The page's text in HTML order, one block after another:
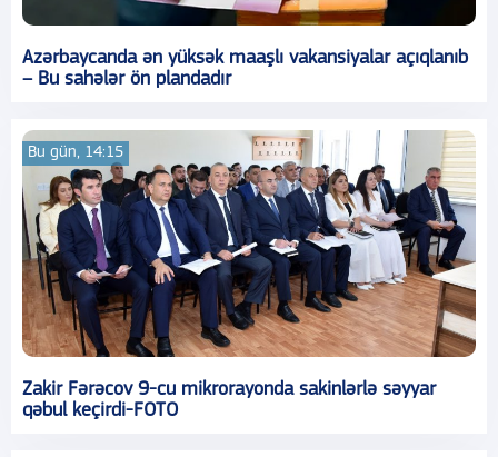
Azərbaycanda ən yüksək maaşlı vakansiyalar açıqlanıb
– Bu sahələr ön plandadır
Bu gün, 14:15
Zakir Fərəcov 9-cu mikrorayonda sakinlərlə səyyar
qəbul keçirdi-FOTO